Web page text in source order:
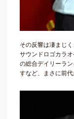
その反響は凄まじ
サウンドロゴカラ
の総合デイリーラ
すなど、まさに前